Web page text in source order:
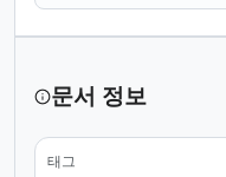
문서 정보
태그